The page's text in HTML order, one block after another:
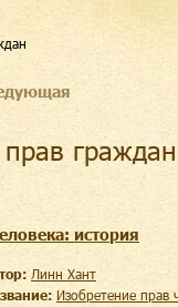
граждан
история
Линн Хант
Изобретение